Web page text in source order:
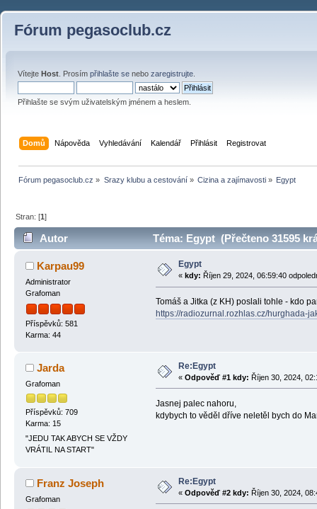
Fórum pegasoclub.cz
Vítejte Host . Prosím přihlašte se nebo zaregistrujte
Přihlašte se svým uživatelským jménem a heslem.
Domů Nápověda Vyhledávání Kalendář Přihlásit Registrovat
Fórum pegasoclub.cz » Srazy klubu a cestování» Cizina a zajímavosti» Egypt
Stran: [1]
Autor Téma: Egypt (Přečteno 31595
Karpau99
Administrator
Grafoman
Příspěvků: 581
Karma: 44
Egypt
« kdy: Říjen 29, 2024, 06:59:40
Tomáš a Jitka (z KH) poslali tohle - kdo
https://radiozurnal.rozhlas.cz/hurghada-
Jarda
Grafoman
Příspěvků: 709
Karma: 15
"JEDU TAK ABYCH SE VŽDY
VRÁTIL NA START"
Re:Egypt
« Odpověď #1 kdy: Říjen 30, 2024,
Jasnej palec nahoru,
kdybych to věděl dříve neletěl bych do
Franz Joseph
Grafoman
Re:Egypt
« Odpověď #2 kdy: Říjen 30, 2024,